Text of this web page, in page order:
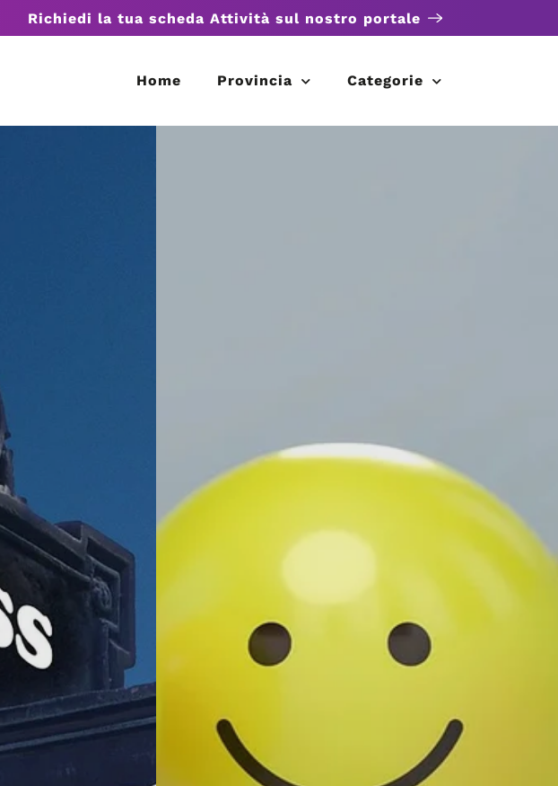
Richiedi la tua scheda Attività sul nostro portale
Home Provincia Categorie